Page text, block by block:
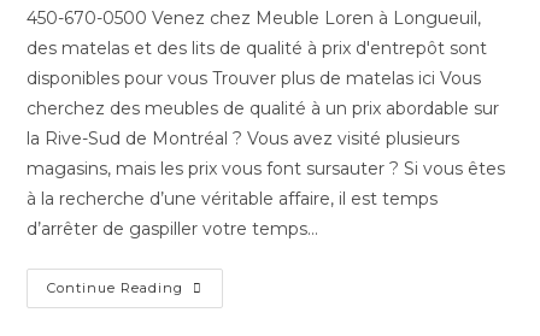
450-670-0500 Venez chez Meuble Loren à Longueuil,
des matelas et des lits de qualité à prix d'entrepôt sont
disponibles pour vous Trouver plus de matelas ici Vous
cherchez des meubles de qualité à un prix abordable sur
la Rive-Sud de Montréal ? Vous avez visité plusieurs
magasins, mais les prix vous font sursauter ? Si vous êtes
à la recherche d’une véritable affaire, il est temps
d’arrêter de gaspiller votre temps…
Continue Reading